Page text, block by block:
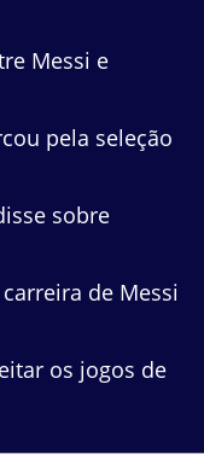
Messi e
pela seleção
sobre
de Messi
os jogos de